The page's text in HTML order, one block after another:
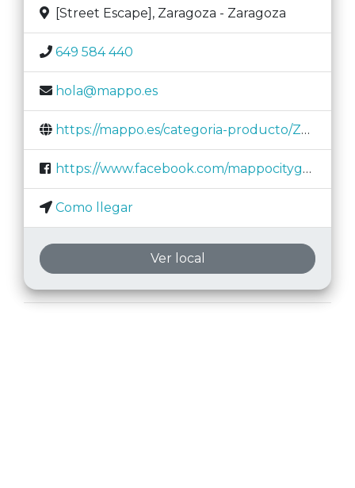
[Street Escape] , Zaragoza - Zaragoza
649 584 440
hola@mappo.es
https://mappo.es/categoria-producto/Zaragoza
https://www.facebook.com/mappocitygames
Como llegar
Ver local